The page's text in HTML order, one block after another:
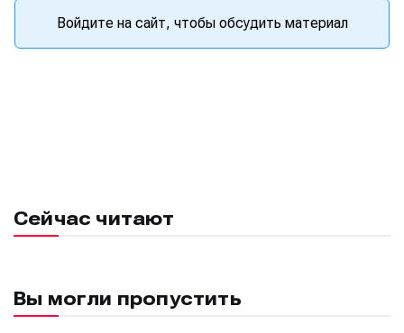
Исполнение
Исполнение
Войдите на сайт, чтобы обсудить материал
Сейчас читают
Вы могли пропустить